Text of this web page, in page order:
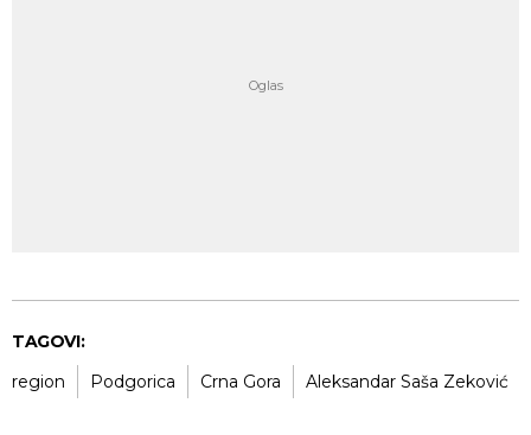
TAGOVI:
region
Podgorica Crna Gora Aleksandar Saša Zeković